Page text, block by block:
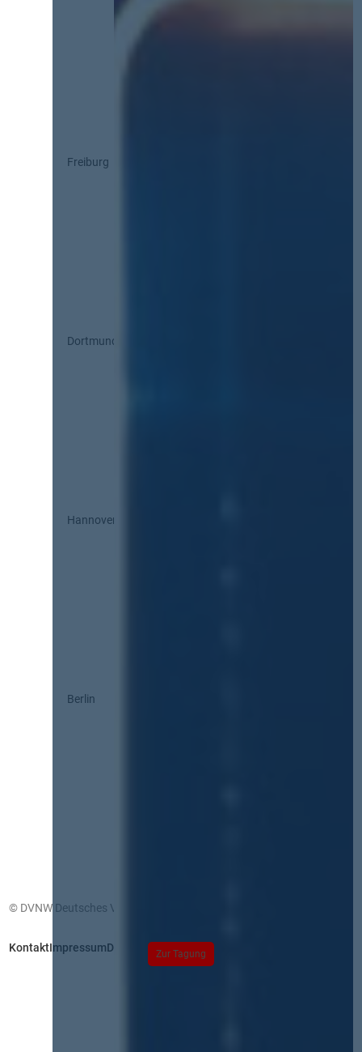
Zur Tagung
Freiburg
Dortmund
Hannover
Berlin
© DVNW Deutsches Vergabenetzwerk GmbH
KontaktImpressumDatenschutz